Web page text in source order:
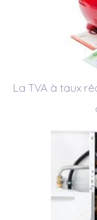
La TVA à taux